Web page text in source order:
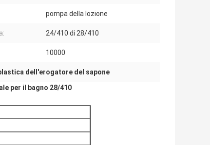
pompa della lozione
24/410 di 28/410
10000
dell'erogatore del sapone
per il bagno 28/410